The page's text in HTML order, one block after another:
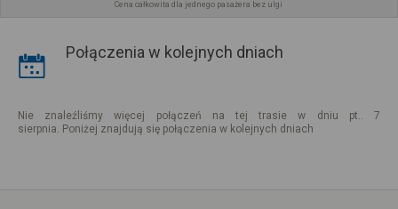
Cena całkowita dla jednego pasażera bez ulgi
Połączenia w kolejnych dniach
Nie znaleźliśmy więcej połączeń na tej trasie w dniu pt.. 7
sierpnia. Poniżej znajdują się połączenia w kolejnych dniach